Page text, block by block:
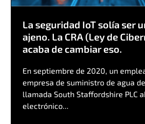
La seguridad IoT solía ser
ajeno. La CRA (Ley de
acaba de cambiar eso.
En septiembre de 2020, un
empresa de suministro de agua
llamada South Staffordshire PLC
electrónico...